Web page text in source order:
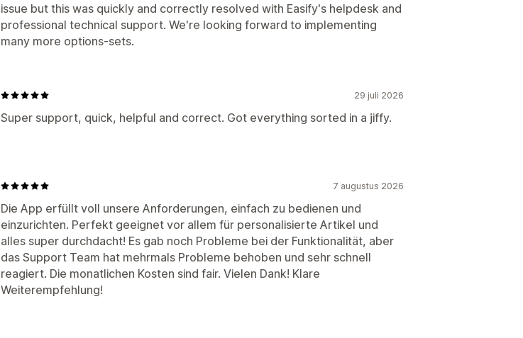
issue but this was quickly and correctly resolved with Easify's helpdesk and
professional technical support. We're looking forward to implementing
many more options-sets.
29 juli 2026
Super support, quick, helpful and correct. Got everything sorted in a jiffy.
7 augustus 2026
Die App erfüllt voll unsere Anforderungen, einfach zu bedienen und
einzurichten. Perfekt geeignet vor allem für personalisierte Artikel und
alles super durchdacht! Es gab noch Probleme bei der Funktionalität, aber
das Support Team hat mehrmals Probleme behoben und sehr schnell
reagiert. Die monatlichen Kosten sind fair. Vielen Dank! Klare
Weiterempfehlung!